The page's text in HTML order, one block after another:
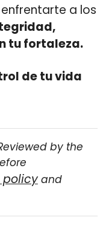
a los
tu fortaleza.
de tu vida
by the
and